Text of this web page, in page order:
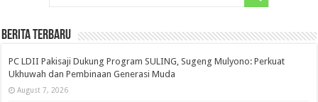
Berita Terbaru
PC LDII Pakisaji Dukung Program SULING, Sugeng Mulyono: Perkuat
Ukhuwah dan Pembinaan Generasi Muda
August 7, 2026